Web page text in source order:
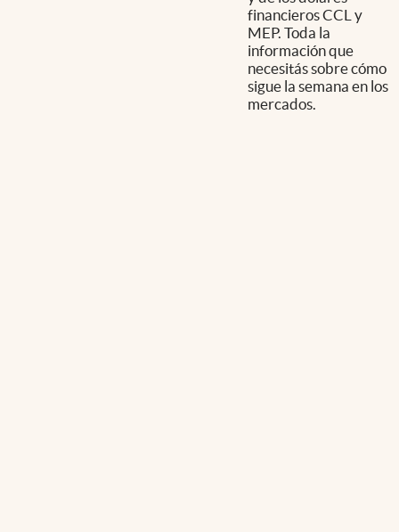
financieros CCL y
MEP. Toda la
información que
necesitás sobre cómo
sigue la semana en los
mercados.